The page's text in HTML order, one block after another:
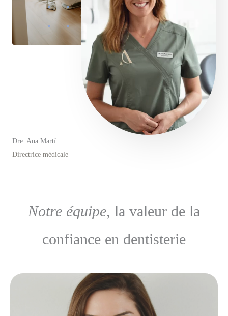
Dre. Ana Martí
Directrice médicale
Notre équipe, la valeur de la
confiance en dentisterie